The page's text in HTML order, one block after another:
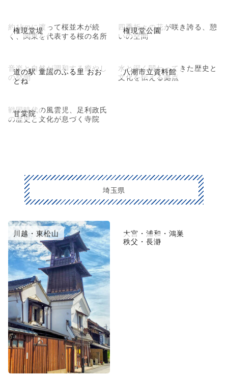
権現堂堤
約1kmに渡って桜並木が続
く、関東を代表する桜の名所
権現堂公園
四季折々の花が咲き誇る、憩
いの空間
道の駅 童謡のふる里 おお
とね
音楽と自然が調和する癒やし
の空間
八潮市立資料館
水と深く関わってきた歴史と
文化を伝える拠点
甘棠院
戦国時代の風雲児、足利政氏
の歴史と文化が息づく寺院
埼玉県
川越・東松山
大宮・浦和・鴻巣
秩父・長瀞